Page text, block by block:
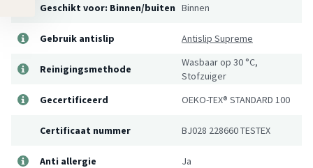
Geschikt voor: Binnen/buiten Binnen
Gebruik antislip Antislip Supreme
Reinigingsmethode
Wasbaar op 30 °C,
Stofzuiger
Gecertificeerd
OEKO-TEX® STANDARD 100
Certificaat nummer BJ028 228660 TESTEX
Anti allergie Ja